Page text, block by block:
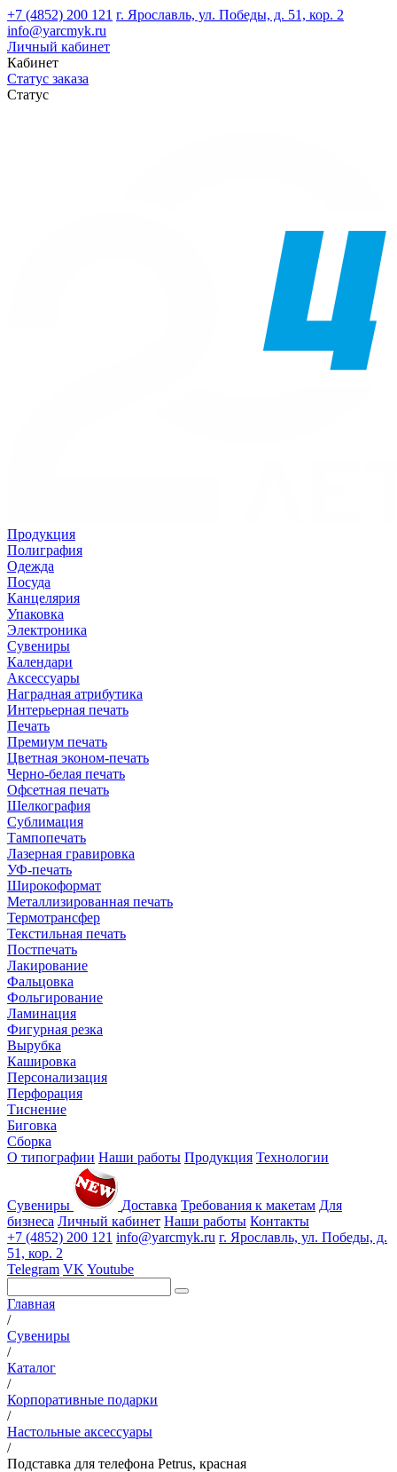
+7 (4852) 200 121 г. Ярославль, ул. Победы, д. 51, кор. 2
info@yarcmyk.ru
Личный кабинет
Кабинет
Статус заказа
Статус
Продукция
Полиграфия
Одежда
Посуда
Канцелярия
Упаковка
Электроника
Сувениры
Календари
Аксессуары
Наградная атрибутика
Интерьерная печать
Печать
Премиум печать
Цветная эконом-печать
Черно-белая печать
Офсетная печать
Шелкография
Сублимация
Тампопечать
Лазерная гравировка
УФ-печать
Широкоформат
Металлизированная печать
Термотрансфер
Текстильная печать
Постпечать
Лакирование
Фальцовка
Фольгирование
Ламинация
Фигурная резка
Вырубка
Кашировка
Персонализация
Перфорация
Тиснение
Биговка
Сборка
О типографии Наши работы Продукция Технологии
Сувениры Доставка Требования к макетам Для
бизнеса Личный кабинет Наши работы Контакты
+7 (4852) 200 121 info@yarcmyk.ru г. Ярославль, ул. Победы, д.
51, кор. 2
Telegram VK Youtube
Главная
/
Сувениры
/
Каталог
/
Корпоративные подарки
/
Настольные аксессуары
/
Подставка для телефона Petrus, красная